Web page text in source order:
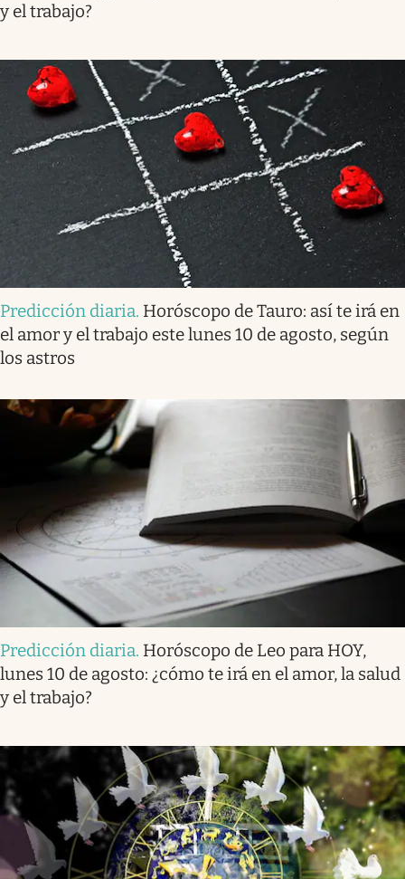
y el trabajo?
Predicción diaria. Horóscopo de Tauro: así te irá en
el amor y el trabajo este lunes 10 de agosto, según
los astros
Predicción diaria. Horóscopo de Leo para HOY,
lunes 10 de agosto: ¿cómo te irá en el amor, la salud
y el trabajo?